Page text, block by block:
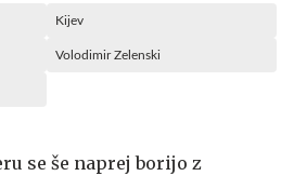
Kijev
Volodimir Zelenski
se še naprej borijo z